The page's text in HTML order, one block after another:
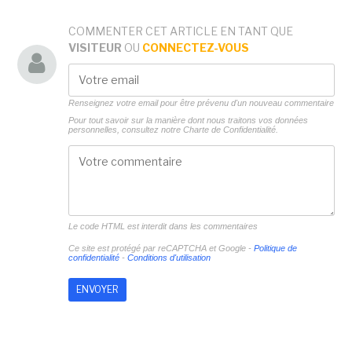
COMMENTER CET ARTICLE EN TANT QUE
VISITEUR OU CONNECTEZ-VOUS
Renseignez votre email pour être prévenu d'un nouveau commentaire
Pour tout savoir sur la manière dont nous traitons vos données
personnelles, consultez notre Charte de Confidentialité.
Le code HTML est interdit dans les commentaires
Ce site est protégé par reCAPTCHA et Google - Politique de
confidentialité- Conditions d'utilisation